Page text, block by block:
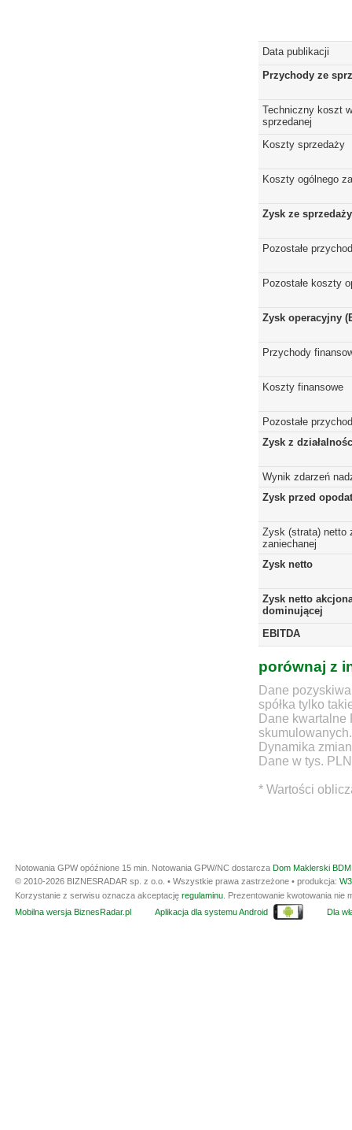
Data publikacji
Przychody ze
Techniczny koszt
sprzedanej
Koszty sprzedaży
Koszty ogólnego
Zysk ze sprzedaży
Pozostałe
Pozostałe koszty
Zysk operacyjny
Przychody
Koszty finansowe
Pozostałe
Zysk z
Wynik zdarzeń
Zysk przed
Zysk (strata) netto
zaniechanej
Zysk netto
Zysk netto
dominującej
EBITDA
porównaj z
Dane
spółka tylko
Dane
skumulowanych.
Dynamika
Dane w tys. PLN
* Wartości
Notowania GPW opóźnione 15 min. Notowania GPW/NC dostarcza Dom Maklerski
© 2010-2026 BIZNESRADAR sp. z o.o. • Wszystkie prawa zastrzeżone • produkcja:
Korzystanie z serwisu oznacza akceptację regulaminu . Prezentowanie kwotowania
Mobilna wersja BiznesRadar.pl
Aplikacja dla systemu Android Dla